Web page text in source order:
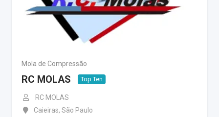
Mola de Compressão
RC MOLAS Top Ten
RC MOLAS
Caieiras, São Paulo